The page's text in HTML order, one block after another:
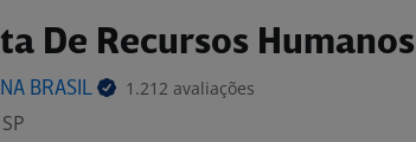
De Recursos Humanos
BRASIL 1.212 avaliações